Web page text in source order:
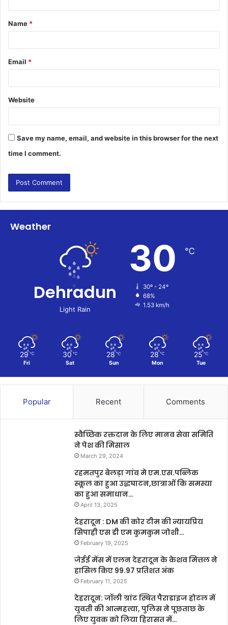
t
*
Name *
Email *
Website
Save my name, email, and website in this browser for the next
time I comment.
Weather
Dehradun
Light Rain
30 ℃
30º - 24º
68%
1.53 km/h
29 ℃
Fri
30 ℃
Sat
28 ℃
Sun
28 ℃
Mon
25 ℃
Tue
Popular Recent Comments
स्वैच्छिक रक्तदान के लिए मानव सेवा समिति
ने पेश की मिसाल
March 29, 2024
रहमतपुर बेलड़ा गांव मे एम.एस.पब्लिक
स्कूल का हुआ उद्धघाटन,छात्राओं कि समस्या
का हुआ समाधान…
April 13, 2025
देहरादून : DM की कोर टीम की न्यायप्रिय
सिपाही एस डी एम कुमकुम जोशी…
February 19, 2025
जेईई मेंस में एलन देहरादून के केशव मित्तल ने
हासिल किए 99.97 प्रतिशत अंक
February 11, 2025
देहरादून: जॉली ग्रांट स्थित पैराडाइज होटल में
युवती की आत्महत्या, पुलिस ने पूछताछ के
लिए युवक को लिया हिरासत में…